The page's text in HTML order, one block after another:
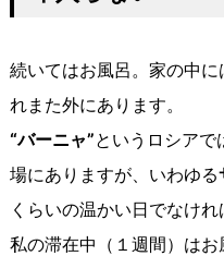
続いてはお風呂。家の中
れまた外にあります。
“バーニャ”というロシアで
場にありますが、いわゆる
くらいの温かい日でなけ
私の滞在中（１週間）はお